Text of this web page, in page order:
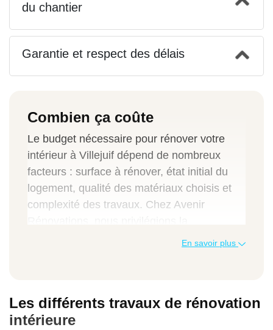
du chantier
Garantie et respect des délais
Combien ça coûte
Le budget nécessaire pour rénover votre
intérieur à Villejuif dépend de nombreux
facteurs : surface à rénover, état initial du
logement, qualité des matériaux choisis et
complexité des travaux. Chez Avenir
transparence en vous proposant des tarifs
Pour vous aider à estimer le budget à
prévoir pour vos travaux de rénovation
En savoir plus
Les différents travaux de rénovation
intérieure